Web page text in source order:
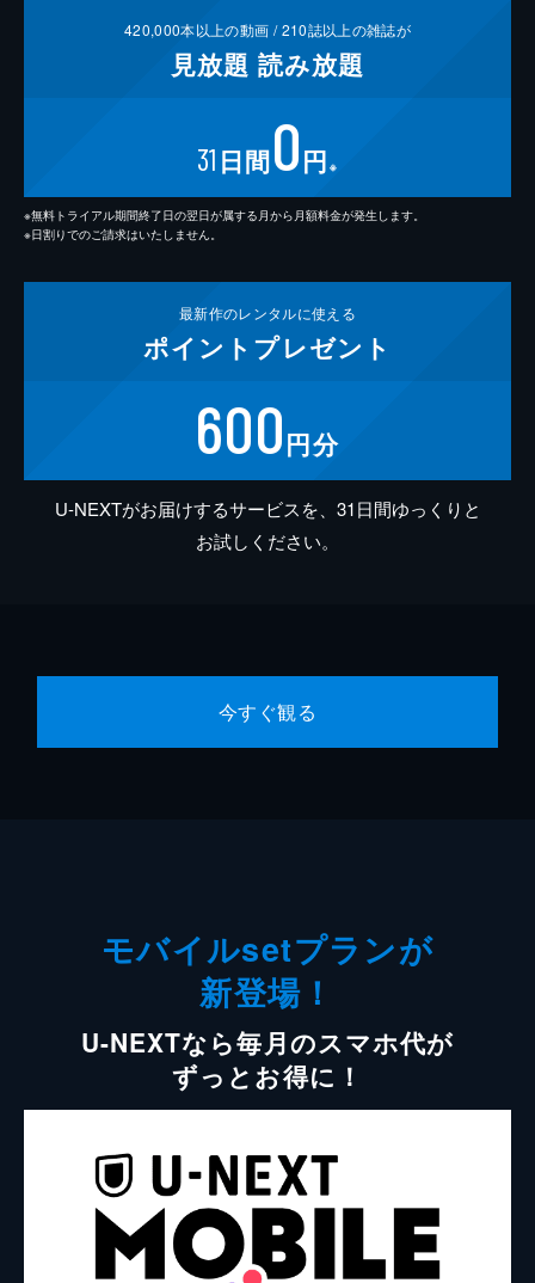
420,000本以上の動画 /210誌以上の雑誌が
見放題 読み放題
31 日間0円 ※
※無料トライアル期間終了日の翌日が属する月から月額料金が発生します。
※日割りでのご請求はいたしません。
最新作のレンタルに使える
ポイント プレゼント
600円分
U-NEXTがお届けするサービスを、31日間ゆっくりと
お試しください。
今すぐ観る
モバイルsetプランが
新登場！
U-NEXTなら毎月のスマホ代が
ずっとお得に！